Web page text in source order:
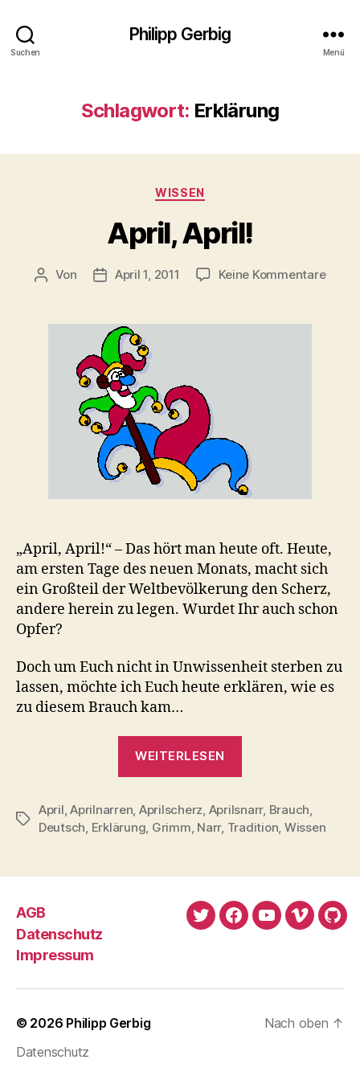
Suchen
Philipp Gerbig
Menü
Schlagwort: Erklärung
Kategorien
WISSEN
April, April!
Beitragsautor
Von Veröffentlichungsdatum
April 1, 2011 Keine Kommentarezu
„April, April!“ – Das hört man heute oft. Heute,
am ersten Tage des neuen Monats, macht sich
ein Großteil der Weltbevölkerung den Scherz,
andere herein zu legen. Wurdet Ihr auch schon
Opfer?
Doch um Euch nicht in Unwissenheit sterben zu
lassen, möchte ich Euch heute erklären, wie es
zu diesem Brauch kam…
WEITERLESEN
Schlagwörter
April ,Aprilnarren Aprilscherz Aprilsnarr, Brauch
Deutsch Erklärung Grimm Narr, Tradition Wissen
AGB
Datenschutz
Impressum
TwitterFacebook
YouTube
Vimeo
© 2026 Philipp Gerbig
Datenschutz
Nach oben ↑